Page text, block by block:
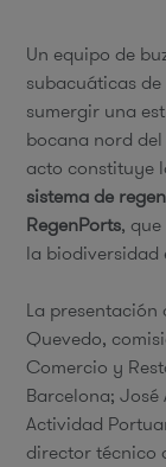
Un equipo de
subacuáticas
sumergir una
bocana nord
acto constituye
sistema de
RegenPorts,
la biodiversidad
La
Quevedo,
Comercio y
Barcelona;
Actividad
director técnico